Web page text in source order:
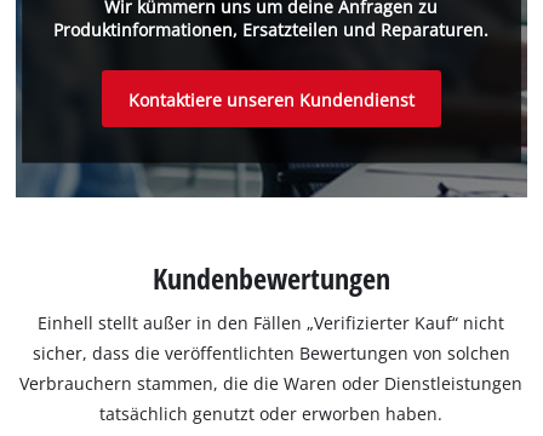
Wir kümmern uns um deine Anfragen zu
Produktinformationen, Ersatzteilen und Reparaturen.
Kontaktiere unseren Kundendienst
Kundenbewertungen
Einhell stellt außer in den Fällen „Verifizierter Kauf“ nicht
sicher, dass die veröffentlichten Bewertungen von solchen
Verbrauchern stammen, die die Waren oder Dienstleistungen
tatsächlich genutzt oder erworben haben.